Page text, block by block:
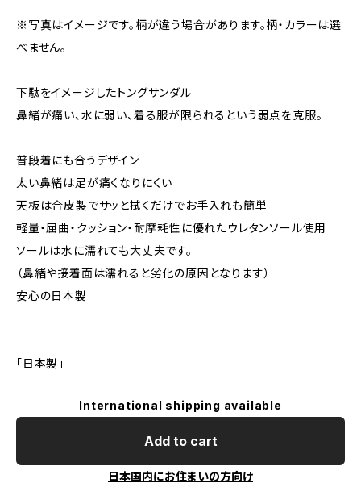
※写真はイメージです。柄が違う場合があります。柄・カラーは選
べません。
下駄をイメージしたトングサンダル
鼻緒が痛い、水に弱い、着る服が限られるという弱点を克服。
普段着にも合うデザイン
太い鼻緒は足が痛くなりにくい
天板は合皮製でサッと拭くだけでお手入れも簡単
軽量・屈曲・クッション・耐摩耗性に優れたウレタンソール使用
ソールは水に濡れても大丈夫です。
（鼻緒や接着面は濡れると劣化の原因となります）
安心の日本製
「日本製」
International shipping available
Add to cart
日本国内にお住まいの方向け